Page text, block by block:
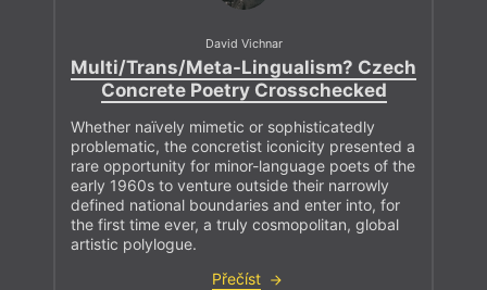
David Vichnar
Multi/Trans/Meta-Lingualism? Czech
Concrete Poetry Crosschecked
Whether naïvely mimetic or sophisticatedly
problematic, the concretist iconicity presented a
rare opportunity for minor-language poets of the
early 1960s to venture outside their narrowly
defined national boundaries and enter into, for
the first time ever, a truly cosmopolitan, global
artistic polylogue.
Přečíst